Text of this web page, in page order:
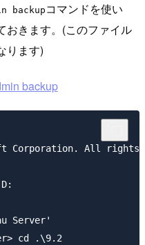
backup コマンドを使い
おきます。(このファイル
ります)
backup
Corporation. All rights
Server'
cd .\9.2